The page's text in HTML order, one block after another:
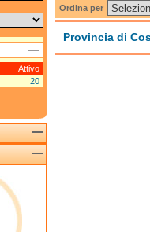
Ordina per
Provincia di
Attivo
20